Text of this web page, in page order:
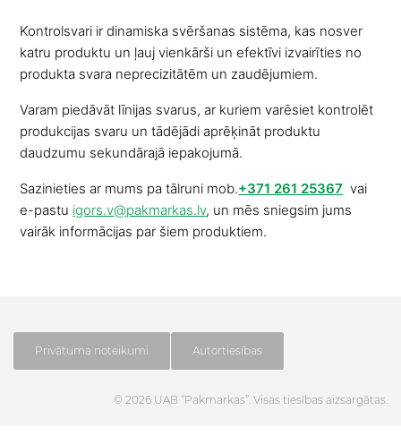
Kontrolsvari ir dinamiska svēršanas sistēma, kas nosver
katru produktu un ļauj vienkārši un efektīvi izvairīties no
produkta svara neprecizitātēm un zaudējumiem.
Varam piedāvāt līnijas svarus, ar kuriem varēsiet kontrolēt
produkcijas svaru un tādējādi aprēķināt produktu
daudzumu sekundārajā iepakojumā.
Sazinieties ar mums pa tālruni mob.+371 261 25367 vai
e-pastu igors.v@pakmarkas.lv, un mēs sniegsim jums
vairāk informācijas par šiem produktiem.
Privātuma noteikumi Autortiesības
© 2026 UAB “Pakmarkas”. Visas tiesības aizsargātas.